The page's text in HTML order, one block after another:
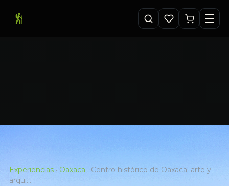
Experiencias · Oaxaca · Centro histórico de Oaxaca: arte y
arqui…